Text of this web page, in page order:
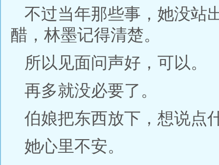
不过当年那些事，她没站
醋，林墨记得清楚。
所以见面问声好，可以。
再多就没必要了。
伯娘把东西放下，想说点
她心里不安。